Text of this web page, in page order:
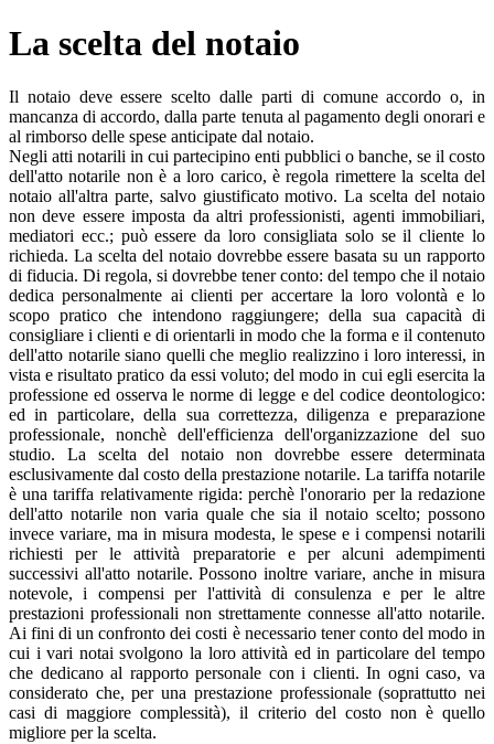
La scelta del notaio
Il notaio deve essere scelto dalle parti di comune accordo o, in
mancanza di accordo, dalla parte tenuta al pagamento degli onorari e
al rimborso delle spese anticipate dal notaio.
Negli atti notarili in cui partecipino enti pubblici o banche, se il costo
dell'atto notarile non è a loro carico, è regola rimettere la scelta del
notaio all'altra parte, salvo giustificato motivo. La scelta del notaio
non deve essere imposta da altri professionisti, agenti immobiliari,
mediatori ecc.; può essere da loro consigliata solo se il cliente lo
richieda. La scelta del notaio dovrebbe essere basata su un rapporto
di fiducia. Di regola, si dovrebbe tener conto: del tempo che il notaio
dedica personalmente ai clienti per accertare la loro volontà e lo
scopo pratico che intendono raggiungere; della sua capacità di
consigliare i clienti e di orientarli in modo che la forma e il contenuto
dell'atto notarile siano quelli che meglio realizzino i loro interessi, in
vista e risultato pratico da essi voluto; del modo in cui egli esercita la
professione ed osserva le norme di legge e del codice deontologico:
ed in particolare, della sua correttezza, diligenza e preparazione
professionale, nonchè dell'efficienza dell'organizzazione del suo
studio. La scelta del notaio non dovrebbe essere determinata
esclusivamente dal costo della prestazione notarile. La tariffa notarile
è una tariffa relativamente rigida: perchè l'onorario per la redazione
dell'atto notarile non varia quale che sia il notaio scelto; possono
invece variare, ma in misura modesta, le spese e i compensi notarili
richiesti per le attività preparatorie e per alcuni adempimenti
successivi all'atto notarile. Possono inoltre variare, anche in misura
notevole, i compensi per l'attività di consulenza e per le altre
prestazioni professionali non strettamente connesse all'atto notarile.
Ai fini di un confronto dei costi è necessario tener conto del modo in
cui i vari notai svolgono la loro attività ed in particolare del tempo
che dedicano al rapporto personale con i clienti. In ogni caso, va
considerato che, per una prestazione professionale (soprattutto nei
casi di maggiore complessità), il criterio del costo non è quello
migliore per la scelta.